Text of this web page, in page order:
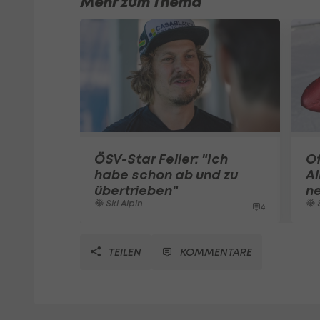
ÖSV-Star Feller: "Ich
habe schon ab und zu
übertrieben"
Ski Alpin 4
TEILEN KOMMENTARE